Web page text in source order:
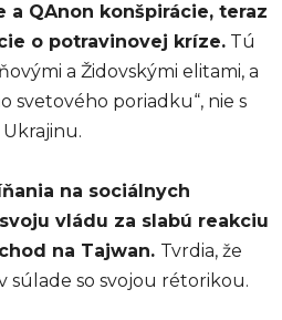
a QAnon konšpirácie, teraz
o potravinovej kríze. Tú
a Židovskými elitami, a
svetového poriadku“, nie s
na sociálnych
svoju vládu za slabú reakciu
na Tajwan. Tvrdia, že
súlade so svojou rétorikou.